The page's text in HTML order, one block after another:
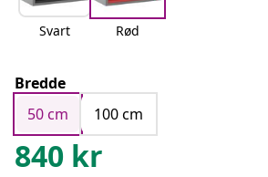
Svart Rød
Bredde
50 cm
100 cm
840 kr